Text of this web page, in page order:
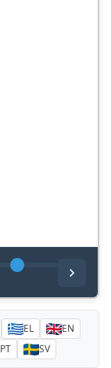
EL
EN
PT SV